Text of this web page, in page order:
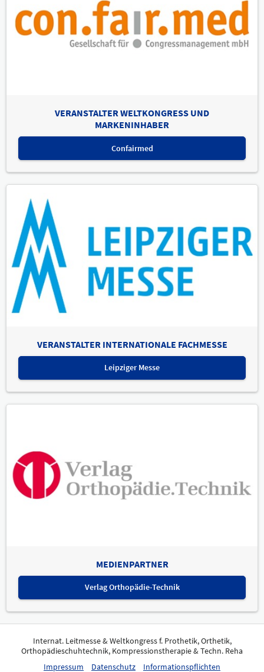
VERANSTALTER WELTKONGRESS UND
MARKENINHABER
Confairmed
VERANSTALTER INTERNATIONALE FACHMESSE
Leipziger Messe
MEDIENPARTNER
Verlag Orthopädie-Technik
Internat. Leitmesse & Weltkongress f. Prothetik, Orthetik,
Orthopädieschuhtechnik, Kompressionstherapie & Techn. Reha
Impressum
Datenschutz Informationspflichten